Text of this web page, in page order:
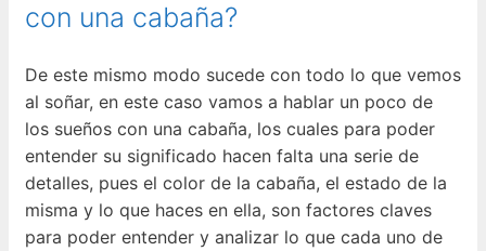
con una cabaña?
De este mismo modo sucede con todo lo que vemos
al soñar, en este caso vamos a hablar un poco de
los sueños con una cabaña, los cuales para poder
entender su significado hacen falta una serie de
detalles, pues el color de la cabaña, el estado de la
misma y lo que haces en ella, son factores claves
para poder entender y analizar lo que cada uno de